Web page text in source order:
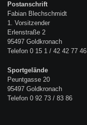
Postanschrift
Fabian Blechschmidt
1. Vorsitzender
Erlenstraße 2
95497 Goldkronach
Telefon 0 15 1 / 42 42 77 46
Sportgelände
Peuntgasse 20
95497 Goldkronach
Telefon 0 92 73 / 83 86